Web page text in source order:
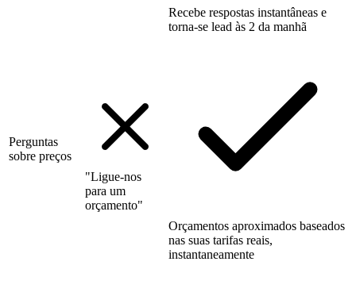
Recebe respostas instantâneas e
torna-se lead às 2 da manhã
Perguntas
sobre preços
"Ligue-nos
para um
orçamento"
Orçamentos aproximados baseados
nas suas tarifas reais,
instantaneamente